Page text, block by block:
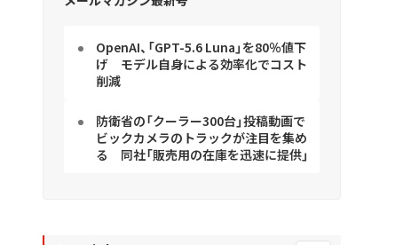
OpenAI、「GPT-5.6 Luna」を80％値下
げ モデル自身による効率化でコスト
削減
防衛省の「クーラー300台」投稿動画で
ビックカメラのトラックが注目を集め
る 同社「販売用の在庫を迅速に提供」